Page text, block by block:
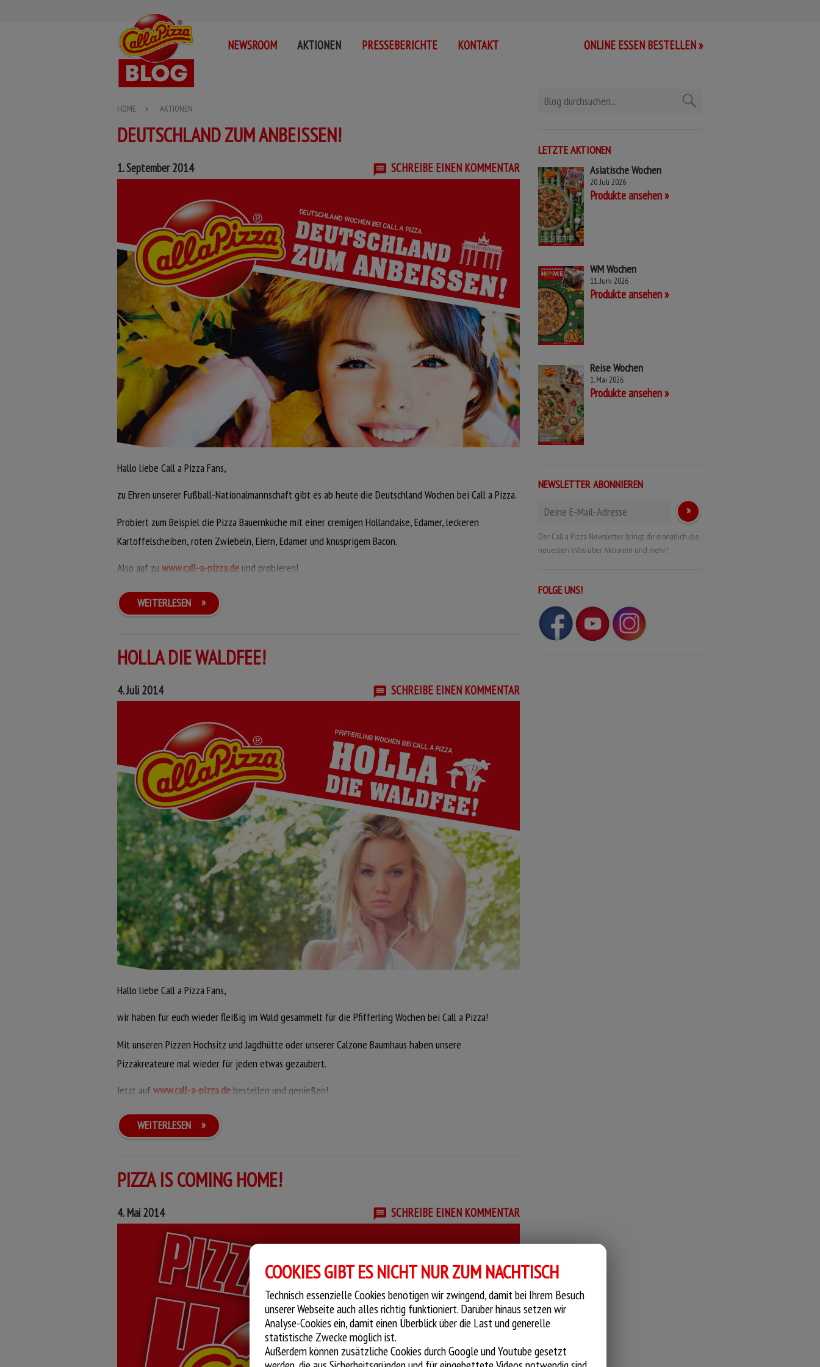
Call a Pizza BLOG
Sammelort für das Call a Pizza Franchise
NEWSROOM AKTIONEN PRESSEBERICHTE KONTAKT ONLINE ESSEN BESTELLEN »
HOME > AKTIONEN
DEUTSCHLAND ZUM ANBEISSEN!
1. September 2014 SCHREIBE EINEN KOMMENTAR
Hallo liebe Call a Pizza Fans,
zu Ehren unserer Fußball-Nationalmannschaft gibt es ab heute die Deutschland Wochen bei Call a Pizza.
Probiert zum Beispiel die Pizza Bauernküche mit einer cremigen Hollandaise, Edamer, leckeren
Kartoffelscheiben, roten Zwiebeln, Eiern, Edamer und knusprigem Bacon.
Also auf zu www.call-a-pizza.de und probieren!
AKTIONSARTIKEL
PIZZA HEUBODEN
PIZZA HEUBODEN
Margherita mit leckeren
Kartoffelscheiben, panierten
Schnitzelstreifen, feinem Blattspinat,
knusprigem Bacon und einer zarten
Hollandaise.
JETZT ONLINE BESTELLEN
PIZZA STROHBALLEN
Pizza mit einer cremigen Hollandaise,
Edamer, frischen Champignons,
Broccoli und panierten
Schnitzelstreifen.
JETZT ONLINE BESTELLEN
PIZZA BAUERNKÜCHE
PIZZA BAUERNKÜCHE
Pizza mit einer cremigen Hollandaise,
roten Zwiebeln, Eiern, Edamer und
knusprigem Bacon.
JETZT ONLINE BESTELLEN
WEITERLESEN
HOLLA DIE WALDFEE!
4. Juli 2014 SCHREIBE EINEN KOMMENTAR
Hallo liebe Call a Pizza Fans,
wir haben für euch wieder fleißig im Wald gesammelt für die Pfifferling Wochen bei Call a Pizza!
Mit unseren Pizzen Hochsitz und Jagdhütte oder unserer Calzone Baumhaus haben unsere
Pizzakreateure mal wieder für jeden etwas gezaubert.
Jetzt aufwww.call-a-pizza.de bestellen und genießen!
PIZZA HOCHSITZ
Pizza mit einer cremigen Hollandaise,
Edamer, herzhaftem Hinterschinken,
Zwiebeln, zarten Pfifferlingen,
frischem Broccoli und Käse on top.
Pizza mit einer cremigen Hollandaise,
Edamer, zarten Pfifferlingen, frischem
Porree und knusprigem Bacon.
WEITERLESEN
PIZZA IS COMING HOME!
4. Mai 2014 SCHREIBE EINEN KOMMENTAR
LETZTE AKTIONEN
Asiatische Wochen
20. Juli 2026
Produkte ansehen
WM Wochen
11. Juni 2026
Produkte ansehen
Reise Wochen
1. Mai 2026
Produkte ansehen
NEWSLETTER ABONNIEREN
Der Call a Pizza Newsletter bringt dir monatlich die
neuesten Infos über Aktionen und mehr!
FOLGE UNS!
COOKIES GIBT ES NICHT NUR ZUM NACHTISCH
Technisch essenzielle Cookies benötigen wir zwingend, damit bei Ihrem Besuch
unserer Webseite auch alles richtig funktioniert. Darüber hinaus setzen wir
Analyse-Cookies ein, damit einen Überblick über die Last und generelle
statistische Zwecke möglich ist.
Außerdem können zusätzliche Cookies durch Google und Youtube gesetzt